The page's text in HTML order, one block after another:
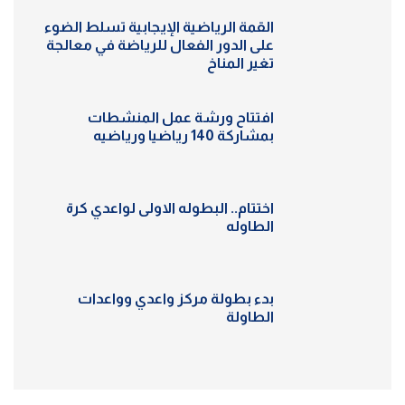
القمة الرياضية الإيجابية تسلط الضوء
على الدور الفعال للرياضة في معالجة
تغير المناخ
افتتاح ورشة عمل المنشطات
بمشاركة 140 رياضيا ورياضيه
اختتام.. البطوله الاولى لواعدي كرة
الطاوله
بدء بطولة مركز واعدي وواعدات
الطاولة